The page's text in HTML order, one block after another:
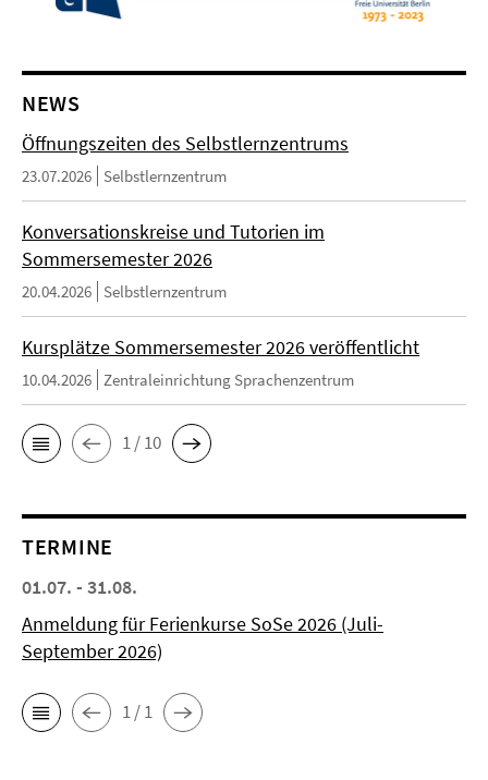
NEWS
Öffnungszeiten des Selbstlernzentrums
23.07.2026 Selbstlernzentrum
Konversationskreise und Tutorien im
Sommersemester 2026
20.04.2026 Selbstlernzentrum
Kursplätze Sommersemester 2026 veröffentlicht
10.04.2026 Zentraleinrichtung Sprachenzentrum
1 / 10
TERMINE
01.07. - 31.08.
Anmeldung für Ferienkurse SoSe 2026 (Juli-
September 2026)
1 / 1